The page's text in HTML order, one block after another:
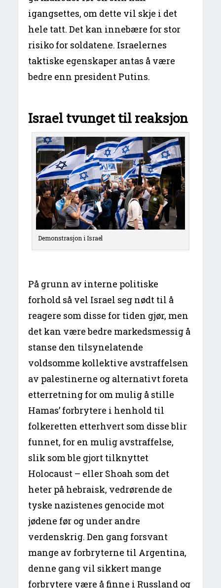
igangsettes, om dette vil skje i det
hele tatt. Det kan innebære for stor
risiko for soldatene. Israelernes
taktiske egenskaper antas å være
bedre enn president Putins.
Israel tvunget til reaksjon
Demonstrasjon i Israel
På grunn av interne politiske
forhold så vel Israel seg nødt til å
reagere som disse for tiden gjør, men
det kan være bedre markedsmessig å
stanse den tilsynelatende
voldsomme kollektive avstraffelsen
av palestinerne og alternativt foreta
etterretning for om mulig å stille
Hamas’ forbrytere i henhold til
folkeretten etterhvert som disse blir
funnet, for en mulig avstraffelse,
slik som ble gjort tilknyttet
Holocaust – eller Shoah som det
heter på hebraisk, vedrørende de
tyske nazistenes genocide mot
jødene før og under andre
verdenskrig. Den gang forsvant
mange av forbryterne til Argentina,
denne gang vil sikkert mange
forbrytere være å finne i Russland og